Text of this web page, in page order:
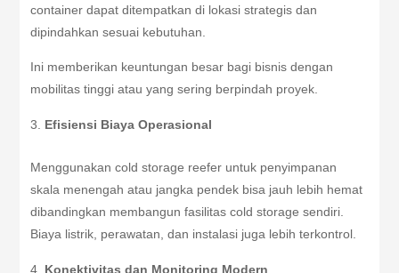
container dapat ditempatkan di lokasi strategis dan
dipindahkan sesuai kebutuhan.
Ini memberikan keuntungan besar bagi bisnis dengan
mobilitas tinggi atau yang sering berpindah proyek.
Efisiensi Biaya Operasional
Menggunakan cold storage reefer untuk penyimpanan
skala menengah atau jangka pendek bisa jauh lebih hemat
dibandingkan membangun fasilitas cold storage sendiri.
Biaya listrik, perawatan, dan instalasi juga lebih terkontrol.
Konektivitas dan Monitoring Modern